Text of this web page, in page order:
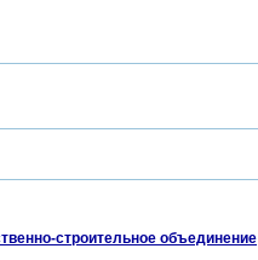
строительное объединение